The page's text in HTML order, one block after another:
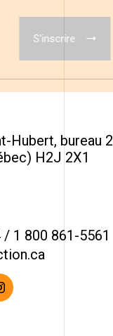
Hubert, bureau 2
H2J 2X1
/ 1 800 861-5561